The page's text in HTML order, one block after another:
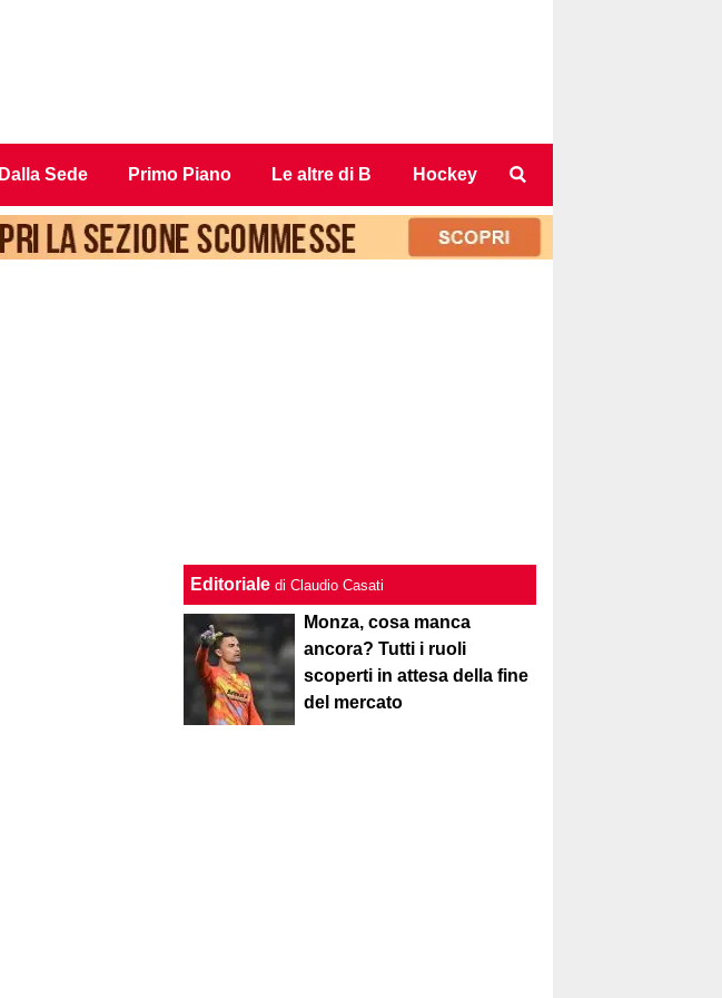
Dalla Sede Primo Piano Le altre di B Hockey
Editoriale di Claudio Casati
Monza, cosa manca
ancora? Tutti i ruoli
scoperti in attesa della fine
del mercato